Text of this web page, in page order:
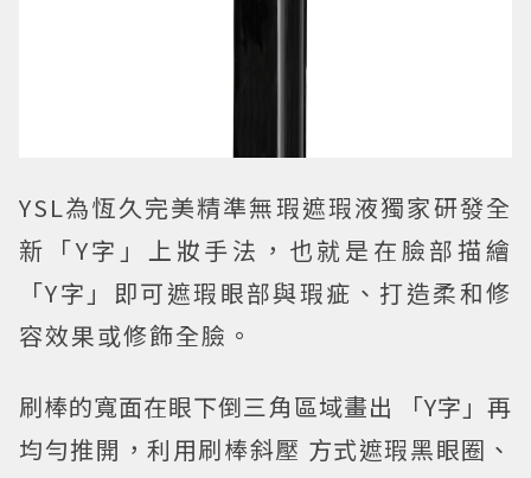
YSL為恆久完美精準無瑕遮瑕液獨家研發全
新「Y字」上妝手法，也就是在臉部描繪
「Y字」即可遮瑕眼部與瑕疵、打造柔和修
容效果或修飾全臉。
刷棒的寬面在眼下倒三角區域畫出 「Y字」再
均勻推開，利用刷棒斜壓 方式遮瑕黑眼圈、